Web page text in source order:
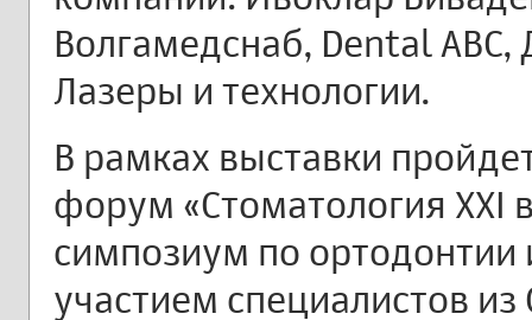
Волгамедснаб, Dental
Лазеры и технологии.
В рамках выставки
форум «Стоматология
симпозиум по ортодонтии
участием специалистов из